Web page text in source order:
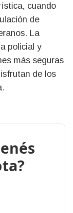
cuando
de
La
policial y
más seguras
de los